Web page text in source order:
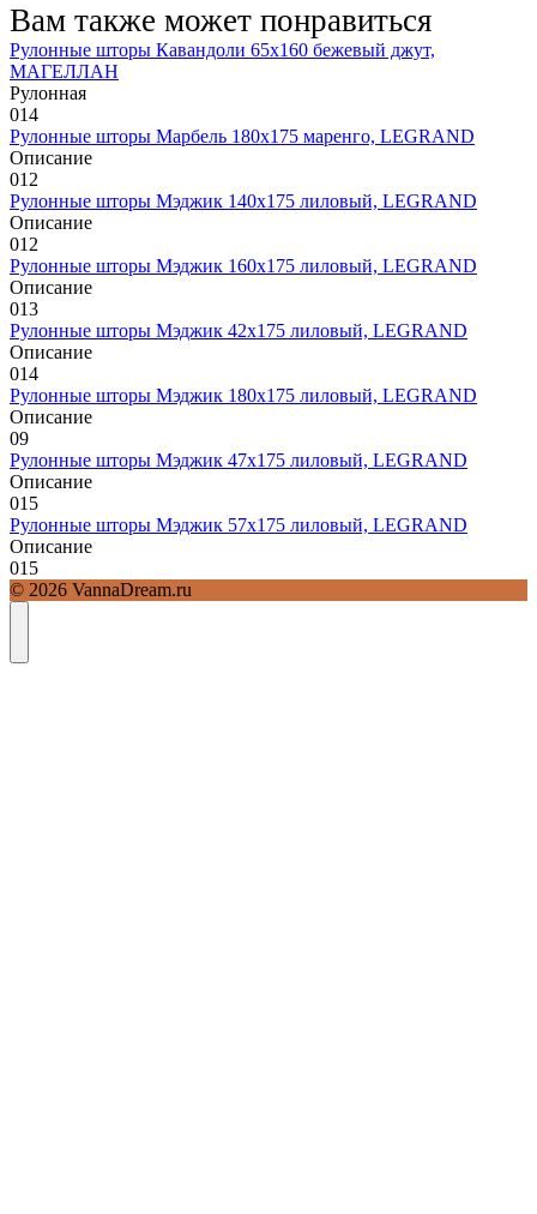
Вам также может понравиться
Рулонные шторы Кавандоли 65х160 бежевый джут,
МАГЕЛЛАН
Рулонная
014
Рулонные шторы Марбель 180х175 маренго, LEGRAND
Описание
012
Рулонные шторы Мэджик 140х175 лиловый, LEGRAND
Описание
012
Рулонные шторы Мэджик 160х175 лиловый, LEGRAND
Описание
013
Рулонные шторы Мэджик 42х175 лиловый, LEGRAND
Описание
014
Рулонные шторы Мэджик 180х175 лиловый, LEGRAND
Описание
09
Рулонные шторы Мэджик 47х175 лиловый, LEGRAND
Описание
015
Рулонные шторы Мэджик 57х175 лиловый, LEGRAND
Описание
015
© 2026 VannaDream.ru